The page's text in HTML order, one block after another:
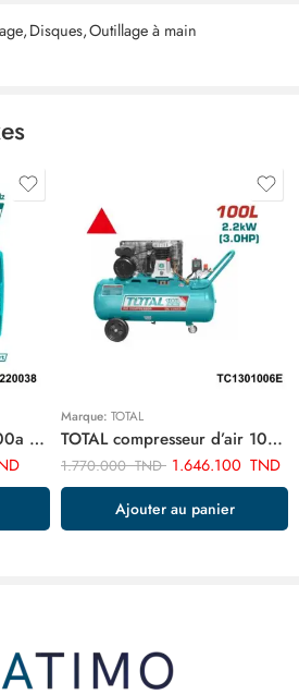
,Disques,Outillage à main
TOTAL poste soudure 200a TW220038
Marque: TOTAL
TOTAL compresseur d’air 100 litres 3cv TC1301006E
1.770.000TND 1.646.100 TND
Ajouter au panier